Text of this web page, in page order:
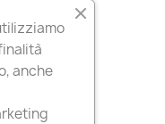
anche